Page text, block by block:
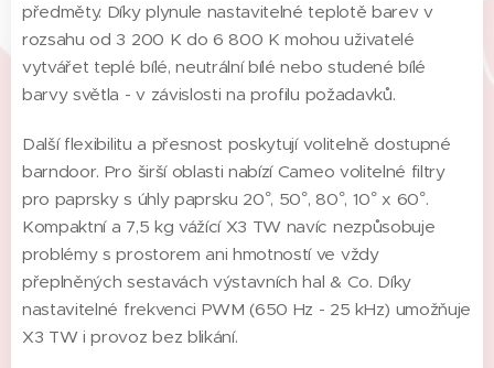
předměty. Díky plynule nastavitelné teplotě barev v
rozsahu od 3 200 K do 6 800 K mohou uživatelé
vytvářet teplé bílé, neutrální bílé nebo studené bílé
barvy světla - v závislosti na profilu požadavků.
Další flexibilitu a přesnost poskytují volitelně dostupné
barndoor. Pro širší oblasti nabízí Cameo volitelné filtry
pro paprsky s úhly paprsku 20°, 50°, 80°, 10° x 60°.
Kompaktní a 7,5 kg vážící X3 TW navíc nezpůsobuje
problémy s prostorem ani hmotností ve vždy
přeplněných sestavách výstavních hal & Co. Díky
nastavitelné frekvenci PWM (650 Hz - 25 kHz) umožňuje
X3 TW i provoz bez blikání.